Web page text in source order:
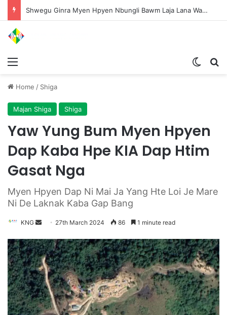
Shwegu Ginra Myen Hpyen Nbungli Bawm Laja Lana Wa Jahkrat Bun Nga
Home / Shiga
Majan Shiga Shiga
Yaw Yung Bum Myen Hpyen
Dap Kaba Hpe KIA Dap Htim
Gasat Nga
Myen Hpyen Dap Ni Mai Ja Yang Hte Loi Je Mare
Ni De Laknak Kaba Gap Bang
KNG
n
d
a
n
e
m
27th March 2024 86 1 minute read